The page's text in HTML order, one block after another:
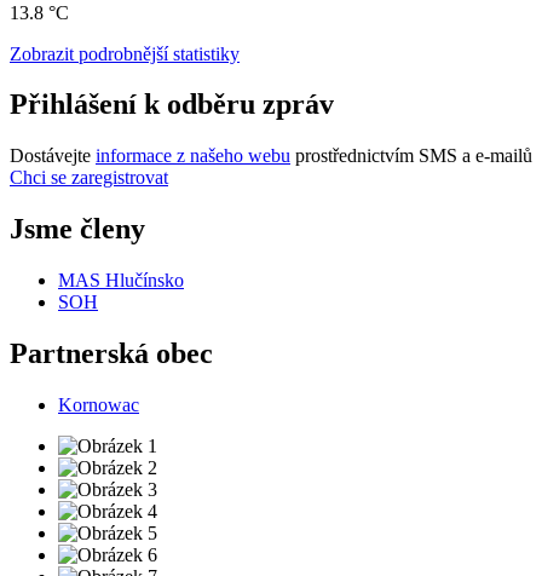
13.8 °C
Zobrazit podrobnější statistiky
Přihlášení k odběru zpráv
Dostávejte informace z našeho webu prostřednictvím SMS a e-mailů
Chci se zaregistrovat
Jsme členy
MAS Hlučínsko
SOH
Partnerská obec
Kornowac